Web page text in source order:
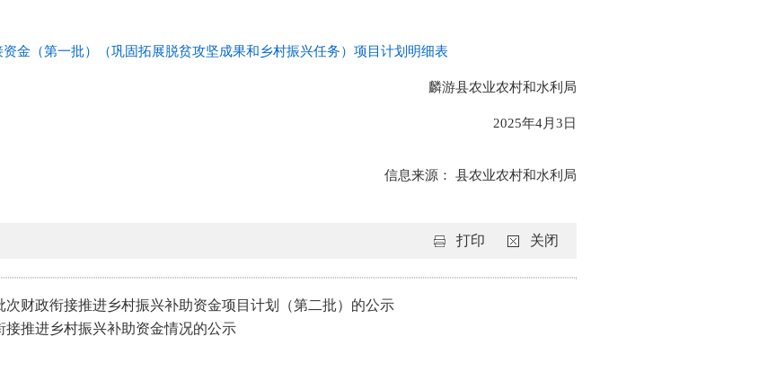
金（第一批）（巩固拓展脱贫攻坚成果和乡村振兴任务）项目计划明细表
麟游县农业农村和水利局
2025年4月3日
信息来源： 县农业农村和水利局
打印 关闭
次财政衔接推进乡村振兴补助资金项目计划（第二批）的公示
接推进乡村振兴补助资金情况的公示